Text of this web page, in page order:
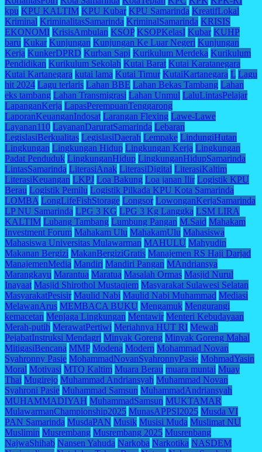
kpu KPU KALTIM KPU Kubar KPU Samarinda KreatifLokal
Kriminal KriminalitasSamarinda KriminalSamarinda KRISIS
EKONOMI KrisisAmbulan KSOP KSOPKelasI Kubar KUHP
baru Kukar Kunjungan Kunjungan Ke Luar Negeri Kunjungan
Kerja KunkerDPRD Kurban Sapi Kurikulum Merdeka Kurikulum
Pendidikan Kurikulum Sekolah Kutai Barat Kutai Karatanegara
Kutai Kartanegara kutai lama Kutai Timur KutaiKartanegara L Lagu
hit 2024 Lagu terlaris Lahan BBE Lahan Bekas Tambang Lahan
eks tambang Lahan Transmigrasi Lahan Unmul LaluLintasPelajar
LapanganKerja LapasPerempuanTenggarong
LaporanKeuanganIndosat Larangan Flexing Lawe-Lawe
Layanan110 LayananDaruratSamarinda Lebaran
LegislasiBerkualitas LegislasiDaerah Lempake LindungiHutan
Lingkungan Lingkungan Hidup Lingkungan Kerja Lingkungan
Padat Penduduk LingkunganHidup LingkunganHidupSamarinda
LintasSamarinda LiterasiAnak LiterasiDigital LiterasiKaltim
LiterasiKeuangan LKPJ Loa Bakung Loa janan Ilir Logistik KPU
Berau Logistik Pemilu Logistik Pilkada KPU Kota Samarinda
LOMBA LongLifeFishStorage Longsor LowonganKerjaSamarinda
LP NU Samarinda LPG 3 KG LPG 3 Kg Langgka LSM LIRA
KALTIM Lubang Tambang Lumbung Pangan M.Said Mahakam
Investment Forum Mahakam Ulu MahakamUlu Mahasiswa
Mahasiswa Universitas Mulawarman MAHULU Mahyudin
Makanan Bergizi MakanBergiziGratis Manajemen RS Haji Darjad
ManajemenMedia Mandiri Mandiri Pangan MAndriansya
Marangkayu Marantua Maratua Masalah Ormas Masjid Nurul
Inayaat Masjid Shirothol Mustaqiem Masyarakat Sulawesi Selatan
MasyarakatPesisir Maulid Nabi Maulid Nabi Muhammad Mediasi
MelawanArus MEMBACA BUKU Mengamuk Mengurangi
kemacetan Menjaga Lingkungan Mentawir Menteri Kebudayaan
Merah-putih MerawatPertiwi Meriahnya HUT RI Mewah
PejabatInstruksi Mendagri Minyak Goreng Minyak Goreng Mahal
MitigasiBencana MMP Modena Modern Mohammad Novan
Syahronny Pasie MohammadNovanSyahronnyPasie MohmadYasin
Moral Motivasi MTQ Kaltim Muara Berau muara muntai Muay
Thai Mugirejo Muhammad Andriansyah Muhammad Novan
Syahroni Pasie Muhammad Samsun MuhammadAndriansyah
MUHAMMADIYAH MuhammadSamsun MUKTAMAR
MulawarmanChampionship2025 MunasAPPSI2025 Musda VI
PAN Samarinda MusdaPAN Musik Musisi Muda Muslimat NU
Muslimin Musrembang Musrembang 2025 Musrenbang
NajwaShihab Nansen Yahuda Narkoba Narkotika NASDEM